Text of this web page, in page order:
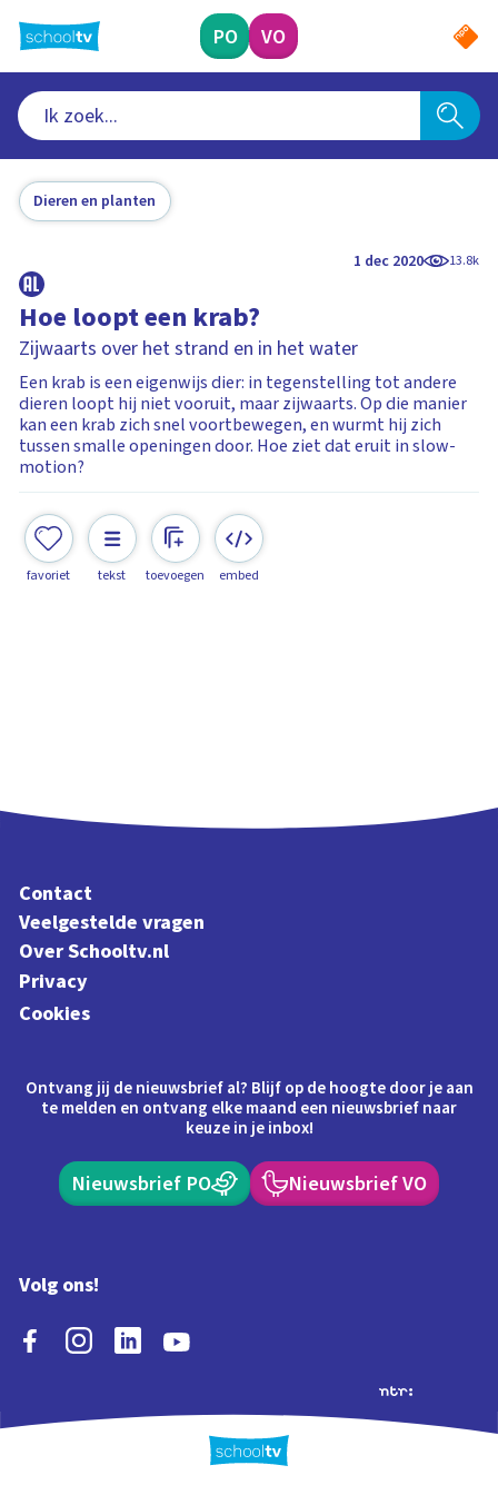
naar
hoofdinhoud
PO VO
Dieren en planten
1 dec 2020 13.8k
Hoe loopt een krab?
Zijwaarts over het strand en in het water
Een krab is een eigenwijs dier: in tegenstelling tot andere
dieren loopt hij niet vooruit, maar zijwaarts. Op die manier
kan een krab zich snel voortbewegen, en wurmt hij zich
tussen smalle openingen door. Hoe ziet dat eruit in slow-
motion?
favoriet tekst toevoegen embed
Contact
Veelgestelde vragen
Over Schooltv.nl
Privacy
Cookies
Ontvang jij de nieuwsbrief al? Blijf op de hoogte door je aan
te melden en ontvang elke maand een nieuwsbrief naar
keuze in je inbox!
Nieuwsbrief PO Nieuwsbrief VO
Volg ons!